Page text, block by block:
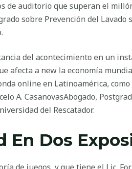
de auditorio que superan el
sobre Prevención del
del acontecimiento en un
afecta a new la economía
online en Latinoamérica,
A. CasanovasAbogado,
del Rescatador.
En Dos